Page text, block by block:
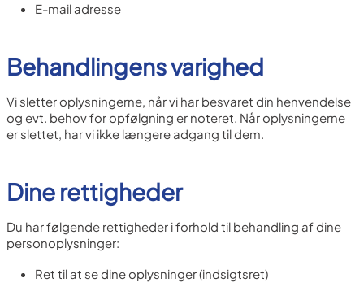
E-mail adresse
Behandlingens varighed
Vi sletter oplysningerne, når vi har besvaret din henvendelse
og evt. behov for opfølgning er noteret. Når oplysningerne
er slettet, har vi ikke længere adgang til dem.
Dine rettigheder
Du har følgende rettigheder i forhold til behandling af dine
personoplysninger:
Ret til at se dine oplysninger (indsigtsret)